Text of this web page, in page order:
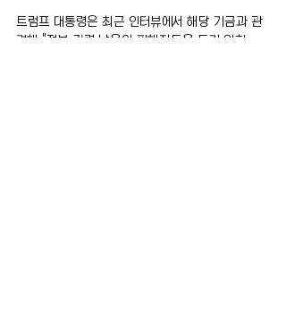
트럼프 대통령은 최근 인터뷰에서 해당 기금과 관
련해 "정부 권력 남용의 피해자들을 돕기 위한